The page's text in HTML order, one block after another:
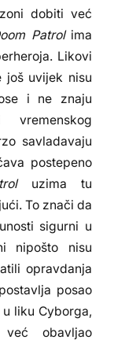
dobiti već
Patrolima
Likovi
još uvijek nisu
i ne znaju
savladavaju
postepeno
uzima tu
To znači da
sigurni u
nipošto nisu
opravdanja
posao
liku Cyborga,
obavljao